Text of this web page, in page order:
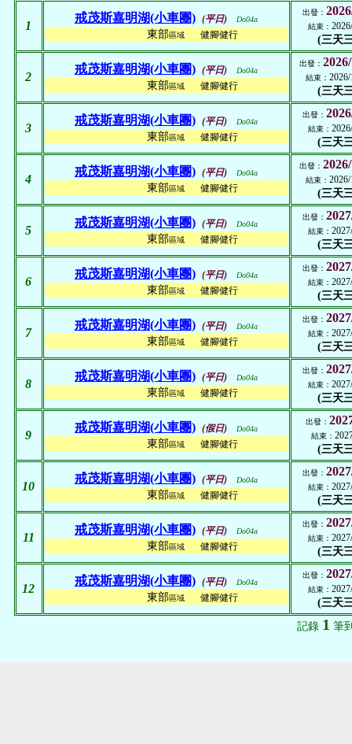
1
戒茂斯嘉明湖(小車團) (平日) Do04a
東部區域 健腳健行
出發：
結束：
(三天
2
戒茂斯嘉明湖(小車團) (平日) Do04a
東部區域 健腳健行
出發：
結束：
(三天
3
戒茂斯嘉明湖(小車團) (平日) Do04a
東部區域 健腳健行
出發：
結束：
(三天
4
戒茂斯嘉明湖(小車團) (平日) Do04a
東部區域 健腳健行
出發：
結束：
(三天
5
戒茂斯嘉明湖(小車團) (平日) Do04a
東部區域 健腳健行
出發：
結束：
(三天
6
戒茂斯嘉明湖(小車團) (平日) Do04a
東部區域 健腳健行
出發：
結束：
(三天
7
戒茂斯嘉明湖(小車團) (平日) Do04a
東部區域 健腳健行
出發：
結束：
(三天
8
戒茂斯嘉明湖(小車團) (平日) Do04a
東部區域 健腳健行
出發：
結束：
(三天
9
戒茂斯嘉明湖(小車團) (假日) Do04a
東部區域 健腳健行
出發：
結束：
(三天
10
戒茂斯嘉明湖(小車團) (平日) Do04a
東部區域 健腳健行
出發：
結束：
(三天
11
戒茂斯嘉明湖(小車團) (平日) Do04a
東部區域 健腳健行
出發：
結束：
(三天
12
戒茂斯嘉明湖(小車團) (平日) Do04a
東部區域 健腳健行
出發：
結束：
(三天
記錄 1 筆